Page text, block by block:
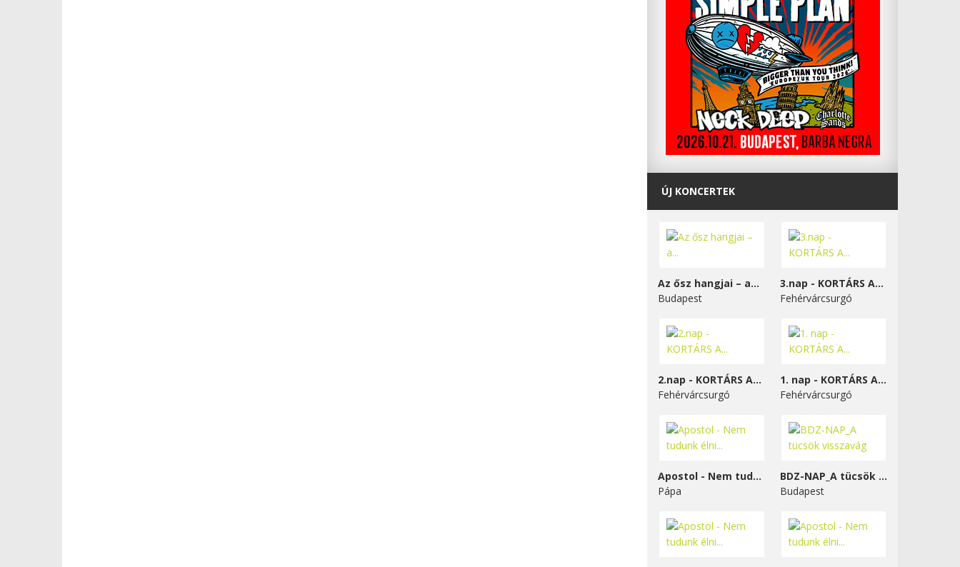
ÚJ KONCERTEK
Az ősz hangjai – a...
Budapest
3.nap - KORTÁRS A...
Fehérvárcsurgó
2.nap - KORTÁRS A...
Fehérvárcsurgó
1. nap - KORTÁRS A...
Fehérvárcsurgó
Apostol - Nem tudunk élni...
Pápa
BDZ-NAP_A tücsök visszavág
Budapest